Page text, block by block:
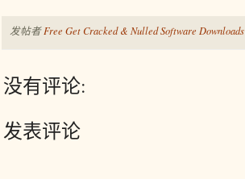
发帖者Free Get Cracked & Nulled Software Downloads
没有评论:
发表评论